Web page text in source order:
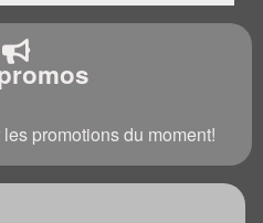
promotions du moment!